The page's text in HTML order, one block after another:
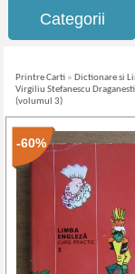
Categorii
Printre Carti » Dictionare si
Virgiliu Stefanescu
(volumul 3)
-60%